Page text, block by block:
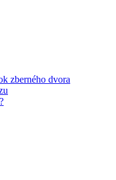
zberného dvora